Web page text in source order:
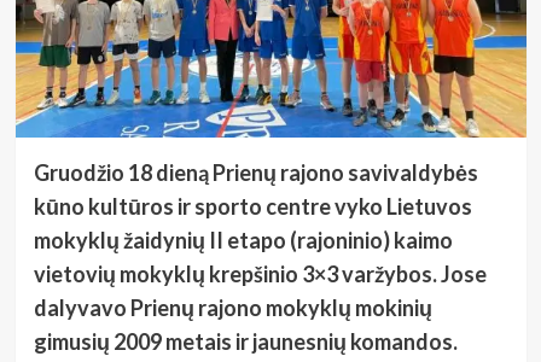
Gruodžio 18 dieną Prienų rajono savivaldybės
kūno kultūros ir sporto centre vyko Lietuvos
mokyklų žaidynių II etapo (rajoninio) kaimo
vietovių mokyklų krepšinio 3×3 varžybos. Jose
dalyvavo Prienų rajono mokyklų mokinių
gimusių 2009 metais ir jaunesnių komandos.